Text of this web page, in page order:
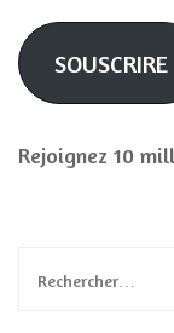
mail
SOUSCRIRE
Rejoignez 10
Rechercher :